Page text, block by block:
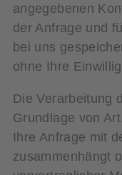
angegebenen
der Anfrage und
bei uns
ohne Ihre
Die Verarbeitung
Grundlage von
Ihre Anfrage mit
zusammenhängt